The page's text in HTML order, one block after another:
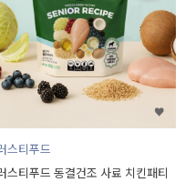
스티푸드
스티푸드 동결건조 사료 치킨패티